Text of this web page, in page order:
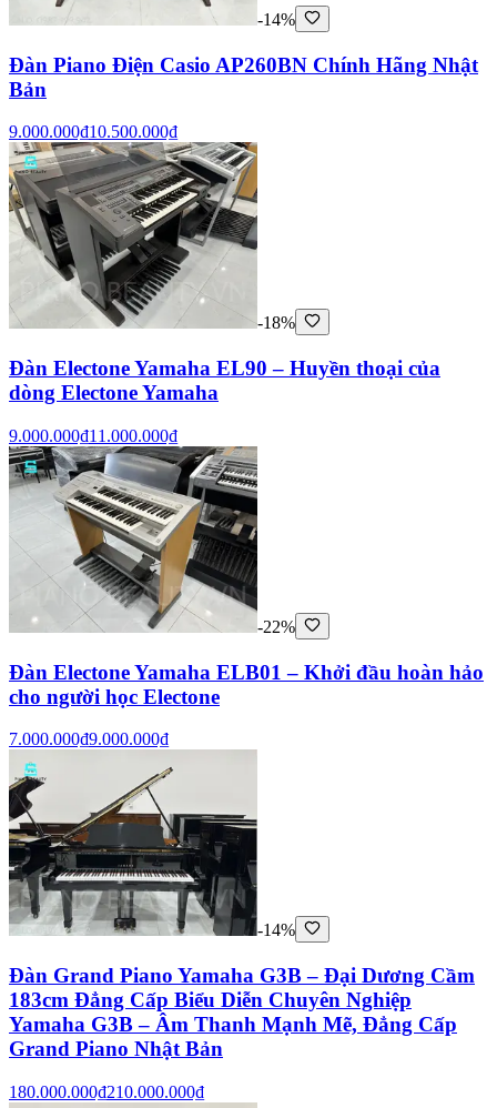
-14%
Đàn Piano Điện Casio AP260BN Chính Hãng Nhật
Bản
9.000.000₫10.500.000₫
-18%
Đàn Electone Yamaha EL90 – Huyền thoại của
dòng Electone Yamaha
9.000.000₫11.000.000₫
-22%
Đàn Electone Yamaha ELB01 – Khởi đầu hoàn hảo
cho người học Electone
7.000.000₫9.000.000₫
-14%
Đàn Grand Piano Yamaha G3B – Đại Dương Cầm
183cm Đẳng Cấp Biểu Diễn Chuyên Nghiệp
Yamaha G3B – Âm Thanh Mạnh Mẽ, Đẳng Cấp
Grand Piano Nhật Bản
180.000.000₫210.000.000₫